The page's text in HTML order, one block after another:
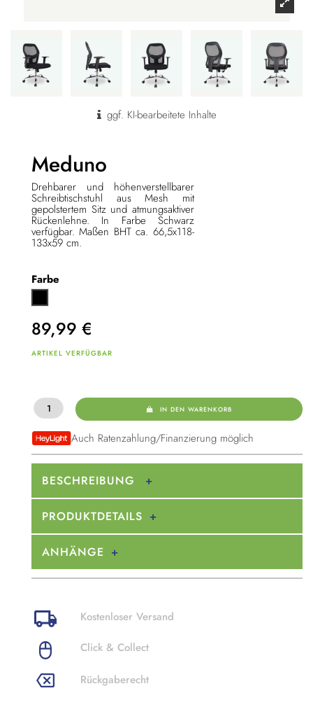
ggf. KI-bearbeitete Inhalte
Meduno
Drehbarer und höhenverstellbarer
Schreibtischstuhl aus Mesh mit
gepolstertem Sitz und atmungsaktiver
Rückenlehne. In Farbe Schwarz
verfügbar. Maßen BHT ca. 66,5x118-
133x59 cm.
Farbe
89,99 €
ARTIKEL VERFÜGBAR
IN DEN WARENKORB
Auch Ratenzahlung/Finanzierung möglich
BESCHREIBUNG
PRODUKTDETAILS
ANHÄNGE
Kostenloser Versand
Click & Collect
Rückgaberecht